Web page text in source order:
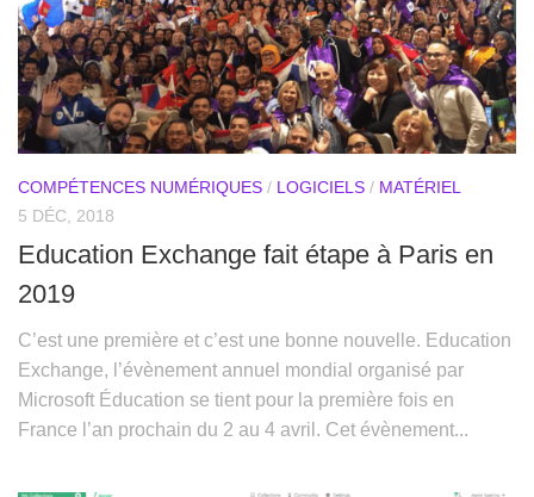
COMPÉTENCES NUMÉRIQUES / LOGICIELS / MATÉRIEL
5 DÉC, 2018
Education Exchange fait étape à Paris en
2019
C’est une première et c’est une bonne nouvelle. Education
Exchange, l’évènement annuel mondial organisé par
Microsoft Éducation se tient pour la première fois en
France l’an prochain du 2 au 4 avril. Cet évènement...